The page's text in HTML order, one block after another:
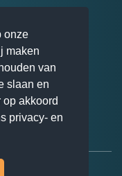
onze
maken
van
slaan en
akkoord
privacy- en